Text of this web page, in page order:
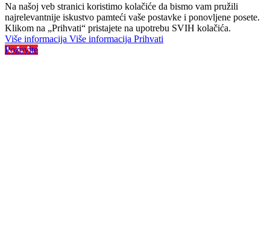
Na našoj veb stranici koristimo kolačiće da bismo vam pružili
najrelevantnije iskustvo pamteći vaše postavke i ponovljene posete.
Klikom na „Prihvati“ pristajete na upotrebu SVIH kolačića.
Više informacija Više informacija Prihvati
Pozovite